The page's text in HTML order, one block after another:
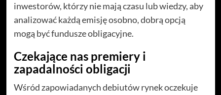
inwestorów, którzy nie mają czasu lub wiedzy, aby
analizować każdą emisję osobno, dobrą opcją
mogą być fundusze obligacyjne.
Czekające nas premiery i
zapadalności obligacji
Wśród zapowiadanych debiutów rynek oczekuje